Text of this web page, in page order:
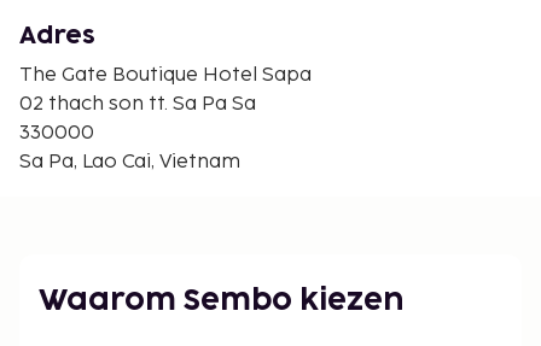
Zilveren Waterval - 12,3 km
Waterval van de Gouden Stroom en Liefde - 14 km
Fansipan - 22,1 km
Hekou Douane Site - 32,2 km
Thuy Hoa Park - 32,2 km
Enkele van de voorzieningen zijn een 24-uurs
receptie, een bagageopslagruimte en een kluis bij
Adres
The Gate Boutique Hotel Sapa
02 thach son tt. Sa Pa Sa
330000
Sa Pa, Lao Cai, Vietnam
Waarom Sembo kiezen